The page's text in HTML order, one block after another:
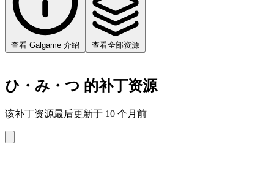
查看 Galgame 介绍 查看全部资源
ひ・み・つ 的补丁资源
该补丁资源最后更新于 10 个月前